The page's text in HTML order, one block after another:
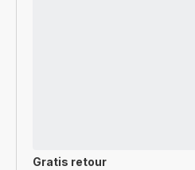
Gratis retour